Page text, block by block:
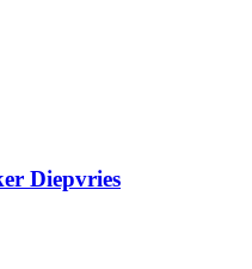
Diepvries